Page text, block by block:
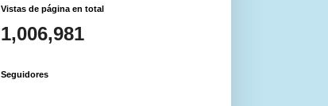
Vistas de página en total
1,006,981
Seguidores